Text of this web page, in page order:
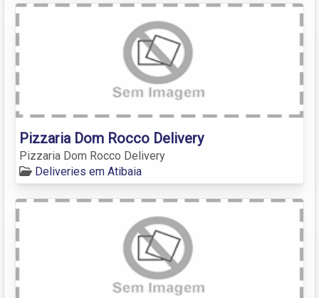
Pizzaria Dom Rocco Delivery
Pizzaria Dom Rocco Delivery
Deliveries em Atibaia